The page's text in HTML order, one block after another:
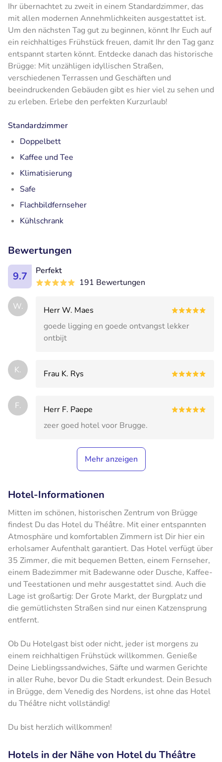
Ihr übernachtet zu zweit in einem Standardzimmer, das
mit allen modernen Annehmlichkeiten ausgestattet ist.
Um den nächsten Tag gut zu beginnen, könnt Ihr Euch auf
ein reichhaltiges Frühstück freuen, damit Ihr den Tag ganz
entspannt starten könnt. Entdecke danach das historische
Brügge: Mit unzähligen idyllischen Straßen,
verschiedenen Terrassen und Geschäften und
beeindruckenden Gebäuden gibt es hier viel zu sehen und
zu erleben. Erlebe den perfekten Kurzurlaub!
Standardzimmer
Doppelbett
Kaffee und Tee
Klimatisierung
Safe
Flachbildfernseher
Kühlschrank
Bewertungen
9.7
Perfekt
191 Bewertungen
W.
Herr W. Maes
goede ligging en goede ontvangst lekker
ontbijt
K. Frau K. Rys
F.
Herr F. Paepe
zeer goed hotel voor Brugge.
Mehr anzeigen
Hotel-Informationen
Mitten im schönen, historischen Zentrum von Brügge
findest Du das Hotel du Théâtre. Mit einer entspannten
Atmosphäre und komfortablen Zimmern ist Dir hier ein
erholsamer Aufenthalt garantiert. Das Hotel verfügt über
35 Zimmer, die mit bequemen Betten, einem Fernseher,
einem Badezimmer mit Badewanne oder Dusche, Kaffee-
und Teestationen und mehr ausgestattet sind. Auch die
Lage ist großartig: Der Grote Markt, der Burgplatz und
die gemütlichsten Straßen sind nur einen Katzensprung
entfernt.
Ob Du Hotelgast bist oder nicht, jeder ist morgens zu
einem reichhaltigen Frühstück willkommen. Genieße
Deine Lieblingssandwiches, Säfte und warmen Gerichte
in aller Ruhe, bevor Du die Stadt erkundest. Dein Besuch
in Brügge, dem Venedig des Nordens, ist ohne das Hotel
du Théâtre nicht vollständig!
Du bist herzlich willkommen!
Hotels in der Nähe von Hotel du Théâtre